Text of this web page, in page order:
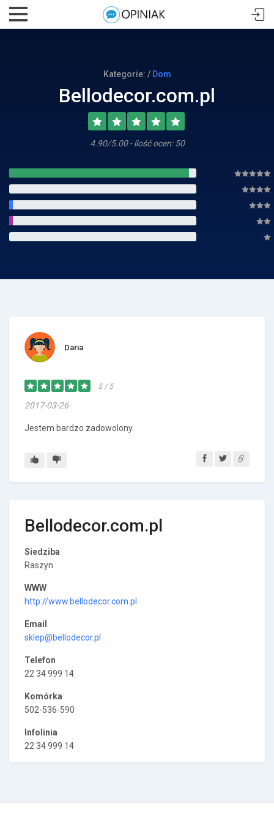
Kategorie: / Dom
Bellodecor.com.pl
4.90/5.00 - ilość ocen: 50
Daria
5 / 5
2017-03-26
Jestem bardzo zadowolony.
Bellodecor.com.pl
Siedziba
Raszyn
WWW
http://www.bellodecor.com.pl
Email
sklep@bellodecor.pl
Telefon
22 34 999 14
Komórka
502-536-590
Infolinia
22 34 999 14